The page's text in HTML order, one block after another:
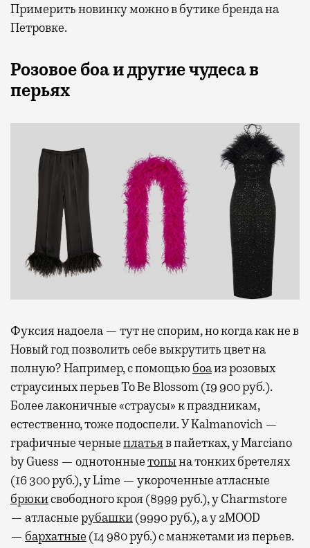
Примерить новинку можно в бутике бренда на
Петровке.
Розовое боа и другие чудеса в
перьях
Фуксия надоела — тут не спорим, но когда как не в
Новый год позволить себе выкрутить цвет на
полную? Например, с помощью боаиз розовых
страусиных перьев To Be Blossom (19 900 руб.).
Более лаконичные «страусы» к праздникам,
естественно, тоже подоспели. У Kalmanovich —
графичные черныеплатьяв пайетках, у Marciano
by Guess — однотонныетопына тонких бретелях
(16 300 руб.), у Lime — укороченные атласные
брюкисвободного кроя (8999 руб.), у Charmstore
— атласныерубашки(9990 руб.), а у 2MOOD
— бархатные (14 980 руб.) с манжетами из перьев.